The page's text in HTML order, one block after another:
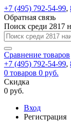
+7 (495) 792-54-99,
Обратная связь
Поиск среди 2817
Сравнение товаров
+7 (495) 792-54-99,
0 товаров 0 руб.
Скидка
0 руб.
Вход
Регистрация